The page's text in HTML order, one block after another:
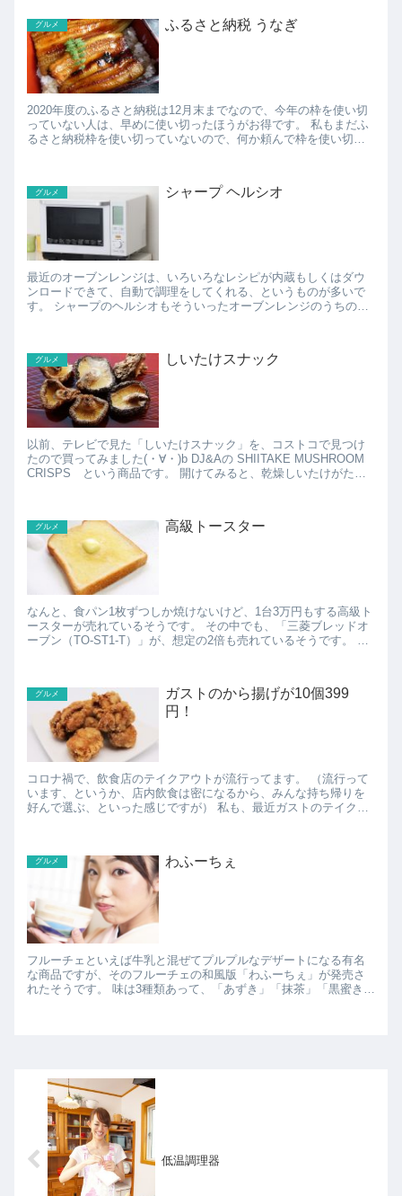
グルメ ふるさと納税 うなぎ
2020年度のふるさと納税は12月末までなので、今年の枠を使い切
っていない人は、早めに使い切ったほうがお得です。 私もまだふ
るさと納税枠を使い切っていないので、何か頼んで枠を使い切ろ
グルメ シャープ ヘルシオ
最近のオーブンレンジは、いろいろなレシピが内蔵もしくはダウ
ンロードできて、自動で調理をしてくれる、というものが多いで
す。 シャープのヘルシオもそういったオーブンレンジのうちの１
グルメ しいたけスナック
以前、テレビで見た「しいたけスナック」を、コストコで見つけ
たので買ってみました(・∀・)b DJ&Aの SHIITAKE MUSHROOM
CRISPS という商品です。 開けてみると、乾燥しいたけがたく
グルメ 高級トースター
なんと、食パン1枚ずつしか焼けないけど、1台3万円もする高級ト
ースターが売れているそうです。 その中でも、「三菱ブレッドオ
ーブン（TO-ST1-T）」が、想定の2倍も売れているそうです。 水
グルメ
ガストのから揚げが10個399
円！
コロナ禍で、飲食店のテイクアウトが流行ってます。 （流行って
います、というか、店内飲食は密になるから、みんな持ち帰りを
好んで選ぶ、といった感じですが） 私も、最近ガストのテイクア
グルメ わふーちぇ
フルーチェといえば牛乳と混ぜてプルプルなデザートになる有名
な商品ですが、そのフルーチェの和風版「わふーちぇ」が発売さ
れたそうです。 味は3種類あって、「あずき」「抹茶」「黒蜜きな
低温調理器